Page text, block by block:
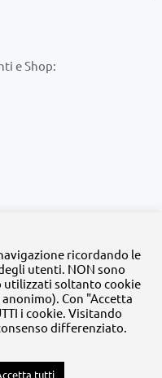
e Shop:
riservati | MyFpm è un
Magnani
LinkedInYouTube
ricordando le
utenti. NON sono
utilizzati soltanto cookie
Con "Accetta
i cookie. Visitando
differenziato.
tutti